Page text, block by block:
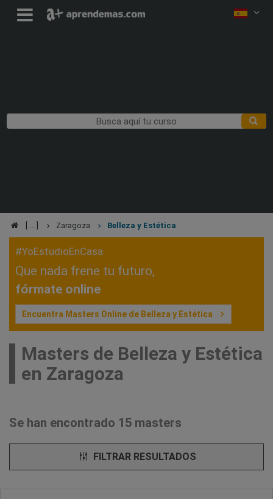
Zaragoza Belleza y Estética
#YoEstudioEnCasa
Que nada frene tu futuro,
fórmate online
Encuentra Masters Online de Belleza y Estética
Masters de Belleza y Estética
en Zaragoza
Se han encontrado 15 masters
FILTRAR RESULTADOS